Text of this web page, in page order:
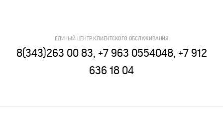
ЕДИНЫЙ ЦЕНТР КЛИЕНТСКОГО ОБСЛУЖИВАНИЯ
8(343)263 00 83, +7 963 0554048, +7 912
636 18 04